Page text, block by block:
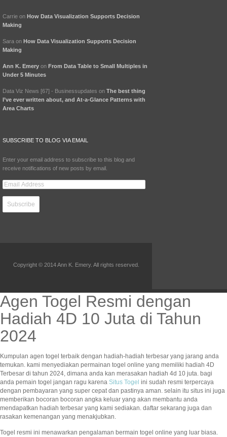
Carrie on How Data Visualization Supports Decision
Making
Sara on How Data Visualization Supports Decision
Making
Ann K. Emery on From Data Table to Small Multiples in
Under 5 Minutes
Data Viz News [67] - Businessupdates on The best thing
I’ve ever written about, and At-a-Glance Patterns with
Area Charts
SUBSCRIBE TO BLOG VIA EMAIL
Enter your email address to subscribe to this blog and
receive notifications of new posts by email.
Copyright © 2014 Ann K. Emery. All rights reserved.
Agen Togel Resmi dengan
Hadiah 4D 10 Juta di Tahun
2024
Kumpulan agen togel terbaik dengan hadiah-hadiah terbesar yang jarang anda
temukan. kami menyediakan permainan togel online yang memiliki hadiah 4D
Terbesar di tahun 2024, dimana anda kan merasakan hadiah 4d 10 juta. bagi
anda pemain togel jangan ragu karena Situs Togel ini sudah resmi terpercaya
dengan pembayaran yang super cepat dan pastinya aman. selain itu situs ini juga
memberikan bocoran bocoran angka keluar yang akan membantu anda
mendapatkan hadiah terbesar yang kami sediakan. daftar sekarang juga dan
rasakan kemenangan yang menakjubkan.
Togel resmi ini menawarkan pengalaman bermain togel online yang luar biasa.